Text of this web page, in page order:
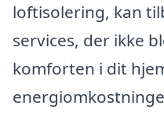
loftisolering, kan
services, der ikke
komforten i dit